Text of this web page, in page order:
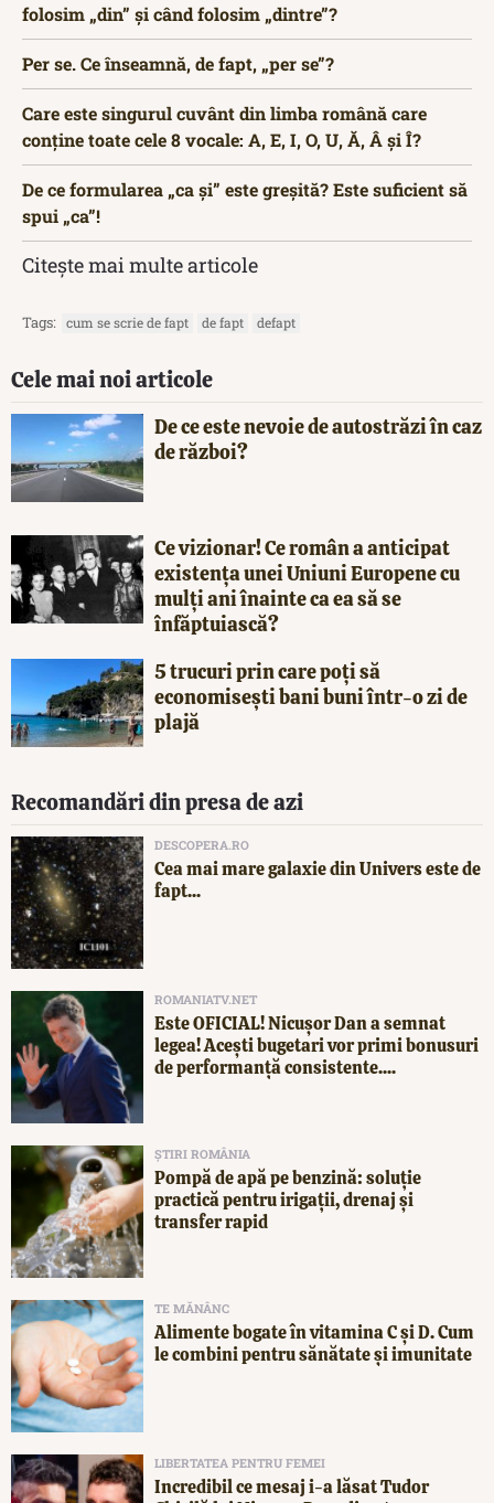
folosim „din” și când folosim „dintre”?
Per se. Ce înseamnă, de fapt, „per se”?
Care este singurul cuvânt din limba română care
conține toate cele 8 vocale: A, E, I, O, U, Ă, Â și Î?
De ce formularea „ca și” este greșită? Este suficient să
spui „ca”!
Citește mai multe articole
Tags: cum se scrie de fapt de fapt defapt
Cele mai noi articole
De ce este nevoie de autostrăzi în caz
de război?
Ce vizionar! Ce român a anticipat
existența unei Uniuni Europene cu
mulți ani înainte ca ea să se
înfăptuiască?
5 trucuri prin care poți să
economisești bani buni într-o zi de
plajă
Recomandări din presa de azi
DESCOPERA.RO
Cea mai mare galaxie din Univers este de
fapt...
ROMANIATV.NET
Este OFICIAL! Nicușor Dan a semnat
legea! Acești bugetari vor primi bonusuri
de performanță consistente....
ȘTIRI ROMÂNIA
Pompă de apă pe benzină: soluție
practică pentru irigații, drenaj și
transfer rapid
TE MĂNÂNC
Alimente bogate în vitamina C și D. Cum
le combini pentru sănătate și imunitate
LIBERTATEA PENTRU FEMEI
Incredibil ce mesaj i-a lăsat Tudor